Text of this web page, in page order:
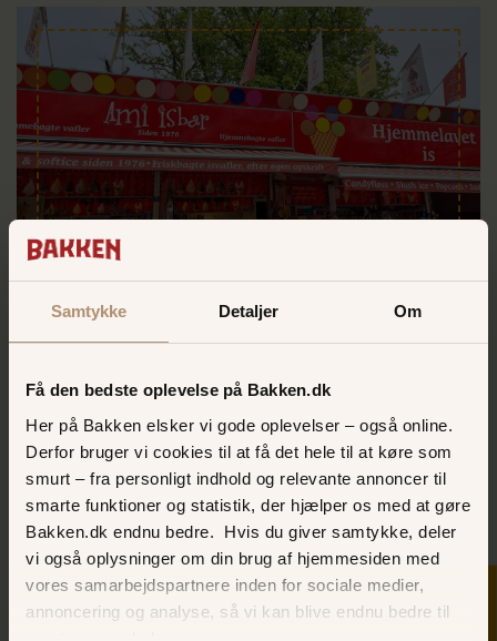
Samtykke Detaljer Om
Få den bedste oplevelse på Bakken.dk
Her på Bakken elsker vi gode oplevelser – også online.
Derfor bruger vi cookies til at få det hele til at køre som
smurt – fra personligt indhold og relevante annoncer til
smarte funktioner og statistik, der hjælper os med at gøre
Bakken.dk endnu bedre. Hvis du giver samtykke, deler
vi også oplysninger om din brug af hjemmesiden med
vores samarbejdspartnere inden for sociale medier,
annoncering og analyse, så vi kan blive endnu bedre til
Ami
Vælg enten focaccia eller
bagel med:
Skinke og ost
Tun
Vegetarisk
Kylling
Kalkun
Røget laks
Serveres med en ½ liter sodavand